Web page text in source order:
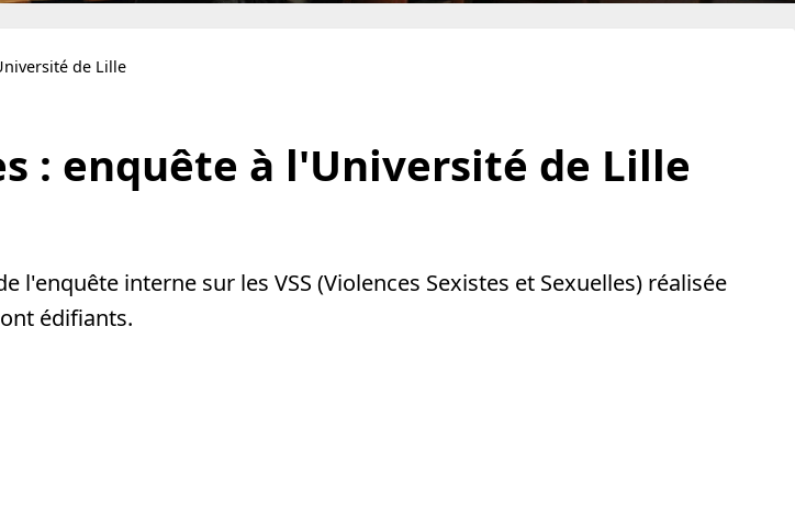
de Lille
: enquête à l'Université de Lille
interne sur les VSS (Violences Sexistes et Sexuelles) réalisée
édifiants.